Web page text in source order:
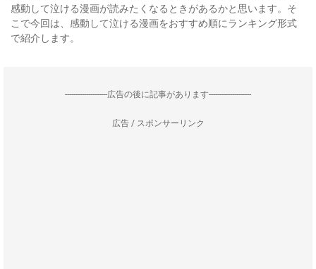
感動して泣ける漫画が読みたくなるときがあるかと思います。そ
こで今回は、感動して泣ける漫画をおすすめ順にランキング形式
で紹介します。
--------------------広告の後に記事があります--------------------
広告 / スポンサーリンク